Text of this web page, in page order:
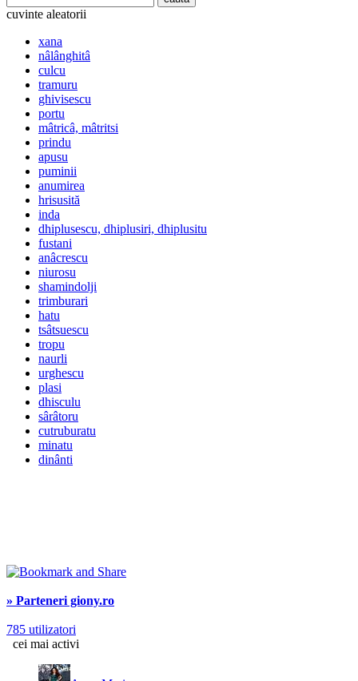
cuvinte aleatorii
xana
nâlânghitâ
culcu
tramuru
ghivisescu
portu
mâtricâ, mâtritsi
prindu
apusu
puminii
anumirea
hrisusită
inda
dhiplusescu, dhiplusiri, dhiplusitu
fustani
anâcrescu
niurosu
shamindolji
trimburari
hatu
tsâtsuescu
tropu
naurli
urghescu
plasi
dhisculu
sârâtoru
cutruburatu
minatu
dinânti
» Parteneri giony.ro
785 utilizatori
cei mai activi